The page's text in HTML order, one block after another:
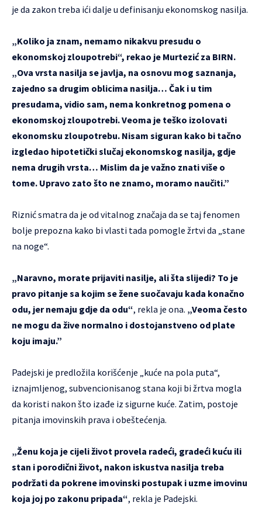
je da zakon treba ići dalje u definisanju ekonomskog nasilja.
„Koliko ja znam, nemamo nikakvu presudu o
ekonomskoj zloupotrebi“, rekao je Murtezić za BIRN.
„Ova vrsta nasilja se javlja, na osnovu mog saznanja,
zajedno sa drugim oblicima nasilja… Čak i u tim
presudama, vidio sam, nema konkretnog pomena o
ekonomskoj zloupotrebi. Veoma je teško izolovati
ekonomsku zloupotrebu. Nisam siguran kako bi tačno
izgledao hipotetički slučaj ekonomskog nasilja, gdje
nema drugih vrsta… Mislim da je važno znati više o
tome. Upravo zato što ne znamo, moramo naučiti.”
Riznić smatra da je od vitalnog značaja da se taj fenomen
bolje prepozna kako bi vlasti tada pomogle žrtvi da „stane
na noge“.
„Naravno, morate prijaviti nasilje, ali šta slijedi? To je
pravo pitanje sa kojim se žene suočavaju kada konačno
odu, jer nemaju gdje da odu“, rekla je ona. „Veoma često
ne mogu da žive normalno i dostojanstveno od plate
koju imaju.”
Padejski je predložila korišćenje „kuće na pola puta“,
iznajmljenog, subvencionisanog stana koji bi žrtva mogla
da koristi nakon što izađe iz sigurne kuće. Zatim, postoje
pitanja imovinskih prava i obeštećenja.
„Ženu koja je cijeli život provela radeći, gradeći kuću ili
stan i porodični život, nakon iskustva nasilja treba
podržati da pokrene imovinski postupak i uzme imovinu
koja joj po zakonu pripada“, rekla je Padejski.